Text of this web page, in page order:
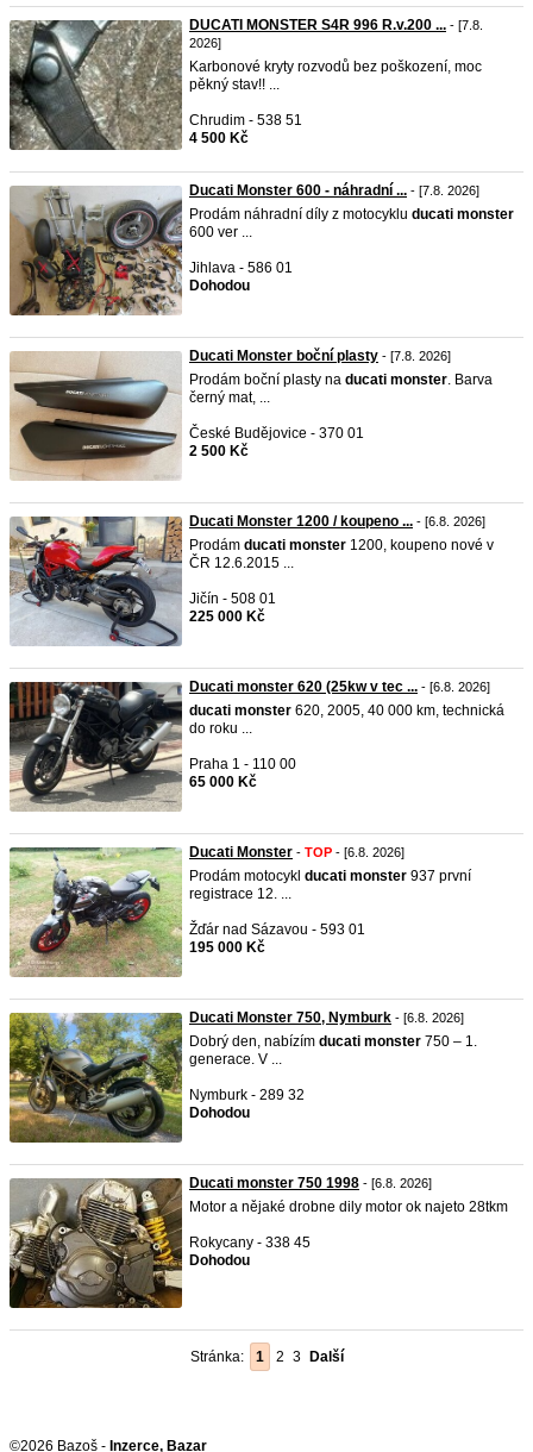
DUCATI MONSTER S4R 996 R.v.200 ... - [7.8.
2026]
Karbonové kryty rozvodů bez poškození, moc
pěkný stav!! ...
Chrudim - 538 51
4 500 Kč
Ducati Monster 600 - náhradní ... - [7.8. 2026]
Prodám náhradní díly z motocyklu ducati monster
600 ver ...
Jihlava - 586 01
Dohodou
Ducati Monster boční plasty - [7.8. 2026]
Prodám boční plasty na ducati monster. Barva
černý mat, ...
České Budějovice - 370 01
2 500 Kč
Ducati Monster 1200 / koupeno ... - [6.8. 2026]
Prodám ducati monster 1200, koupeno nové v
ČR 12.6.2015 ...
Jičín - 508 01
225 000 Kč
Ducati monster 620 (25kw v tec ... - [6.8. 2026]
ducati monster 620, 2005, 40 000 km, technická
do roku ...
Praha 1 - 110 00
65 000 Kč
Ducati Monster - TOP - [6.8. 2026]
Prodám motocykl ducati monster 937 první
registrace 12. ...
Žďár nad Sázavou - 593 01
195 000 Kč
Ducati Monster 750, Nymburk - [6.8. 2026]
Dobrý den, nabízím ducati monster 750 – 1.
generace. V ...
Nymburk - 289 32
Dohodou
Ducati monster 750 1998 - [6.8. 2026]
Motor a nějaké drobne dily motor ok najeto 28tkm
Rokycany - 338 45
Dohodou
Stránka: 1 2 3 Další
©2026 Bazoš - Inzerce, Bazar